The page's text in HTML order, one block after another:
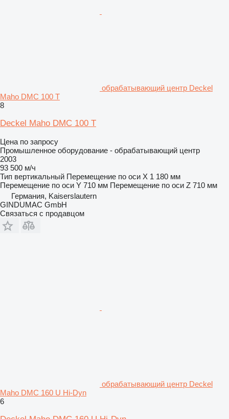
обрабатывающий центр Deckel
Maho DMC 100 T
8
Deckel Maho DMC 100 T
Цена по запросу
Промышленное оборудование - обрабатывающий центр
2003
93 500 м/ч
Тип вертикальный Перемещение по оси X 1 180 мм
Перемещение по оси Y 710 мм Перемещение по оси Z 710 мм
Германия, Kaiserslautern
GINDUMAC GmbH
Связаться с продавцом
обрабатывающий центр Deckel
Maho DMC 160 U Hi-Dyn
6